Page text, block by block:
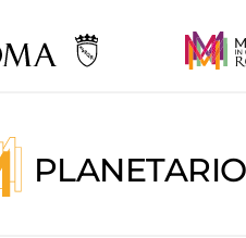
PLANETARIO